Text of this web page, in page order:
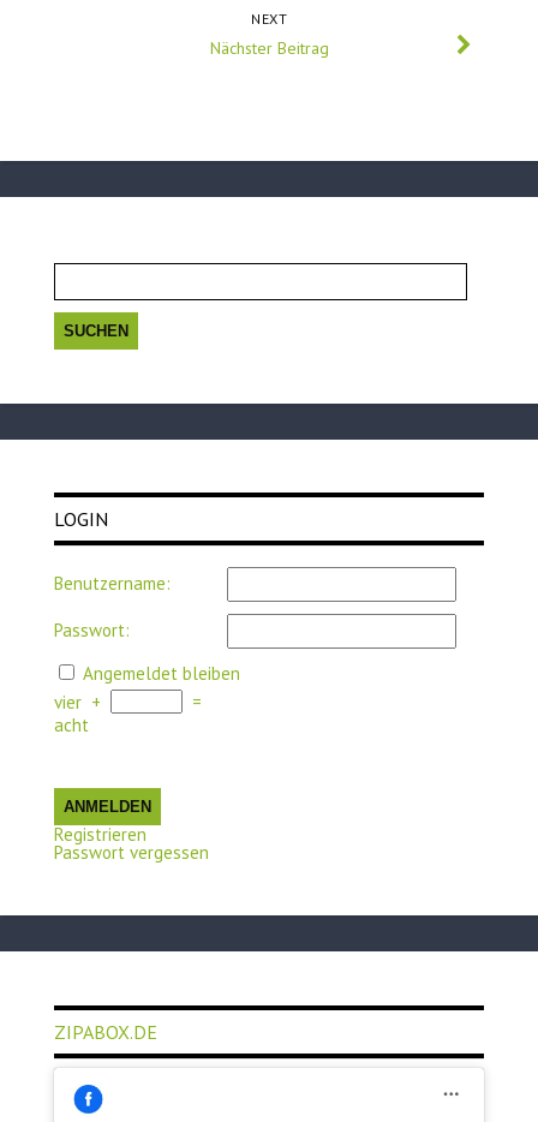
NEXT
Nächster Beitrag
LOGIN
Benutzername:
Passwort:
Angemeldet bleiben
vier +
=
acht
ANMELDEN
Registrieren
Passwort vergessen
ZIPABOX.DE